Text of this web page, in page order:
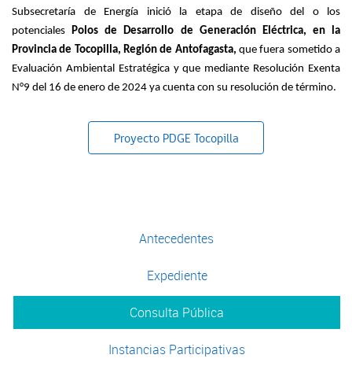
Subsecretaría de Energía inició la etapa de diseño del o los
potenciales Polos de Desarrollo de Generación Eléctrica, en la
Provincia de Tocopilla, Región de Antofagasta, que fuera sometido a
Evaluación Ambiental Estratégica y que mediante Resolución Exenta
N°9 del 16 de enero de 2024 ya cuenta con su resolución de término.
Proyecto PDGE Tocopilla
Antecedentes
Expediente
Consulta Pública
Instancias Participativas